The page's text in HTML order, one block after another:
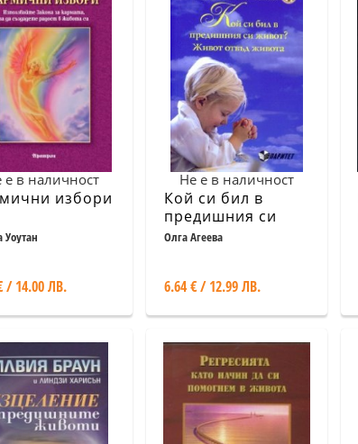
е в наличност
избори
/ 14.00 ЛВ.
Не е в наличност
Кой си бил в
предишния си
живот? Живот
Олга Агеева
6.64 € / 12.99 ЛВ.